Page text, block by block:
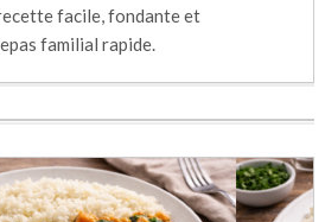
facile, fondante et
familial rapide.